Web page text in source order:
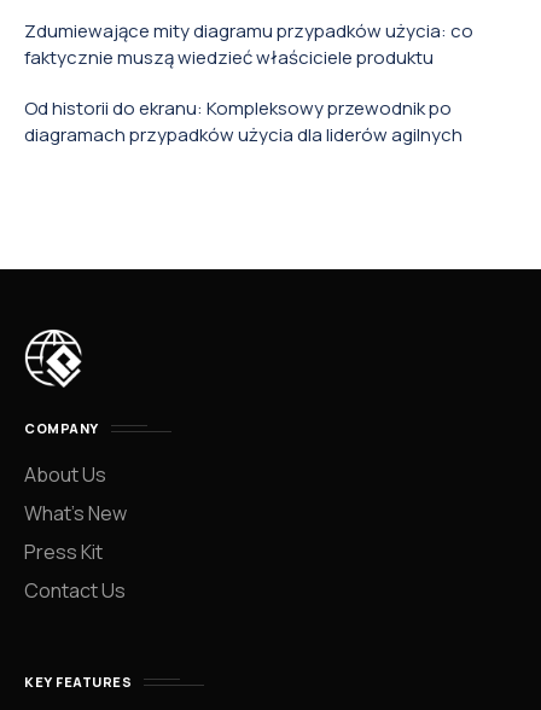
Zdumiewające mity diagramu przypadków użycia: co
faktycznie muszą wiedzieć właściciele produktu
Od historii do ekranu: Kompleksowy przewodnik po
diagramach przypadków użycia dla liderów agilnych
COMPANY
About Us
What’s New
Press Kit
Contact Us
KEY FEATURES